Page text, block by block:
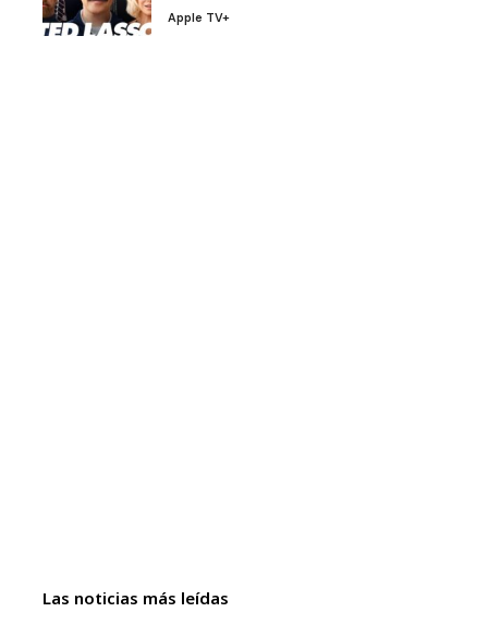
Apple TV+
Las noticias más leídas